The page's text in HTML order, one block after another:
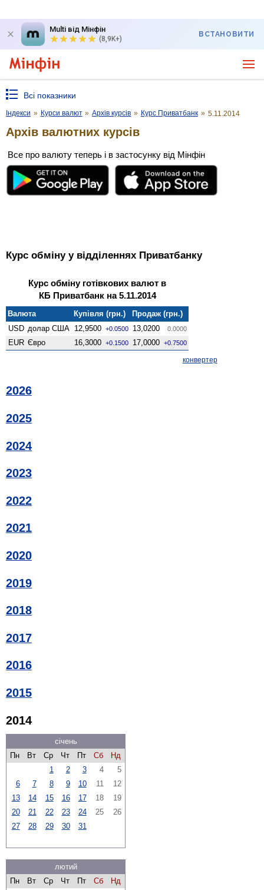
Multi від Мінфін
(8,9K+)
ВСТАНОВИТИ
Всі показники
Індекси » Курси валют » Архів курсів » Курс Приватбанк » 5.11.2014
Архів валютних курсів
Все про валюту теперь і в застосунку від Мінфін
Курс обміну у відділеннях Приватбанку
Курс обміну готівкових валют в
КБ Приватбанк на 5.11.2014
Валюта Купівля (грн.)
Продаж (грн.)
USD долар США 12,9500 +0.0500 13,0200 0.0000
EUR Євро 16,3000 +0.1500 17,0000 +0.7500
конвертер
2026
2025
2024
2023
2022
2021
2020
2019
2018
2017
2016
2015
2014
січень
Пн
Вт Ср Чт Пт Сб
Нд
1
2 3 4
5
6
7 8 9 10 11
12
13
14 15 16 17 18
19
20
21 22 23 24 25
26
27
28 29 30 31
лютий
Пн
Вт Ср Чт Пт Сб
Нд